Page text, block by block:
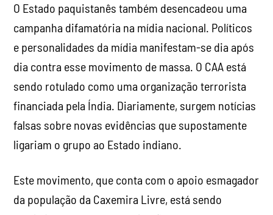
O Estado paquistanês também desencadeou uma
campanha difamatória na mídia nacional. Políticos
e personalidades da mídia manifestam-se dia após
dia contra esse movimento de massa. O CAA está
sendo rotulado como uma organização terrorista
financiada pela Índia. Diariamente, surgem notícias
falsas sobre novas evidências que supostamente
ligariam o grupo ao Estado indiano.
Este movimento, que conta com o apoio esmagador
da população da Caxemira Livre, está sendo